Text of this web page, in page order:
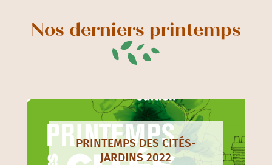
Nos derniers printemps
PRINTEMPS DES CITÉS-
JARDINS 2022